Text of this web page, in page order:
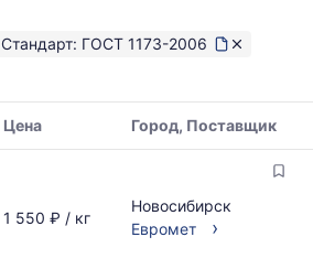
Стандарт: ГОСТ 1173-2006
Цена Город, Поставщик
1 550 ₽ / кг
Новосибирск
Евромет
›